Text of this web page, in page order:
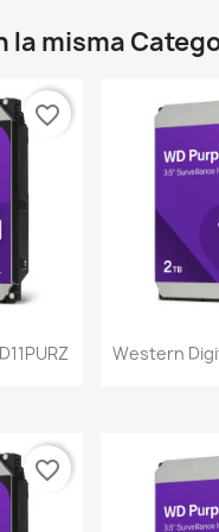
la misma
favorite_border

Western
favorite_border